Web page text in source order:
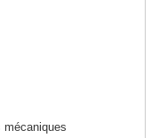
mécaniques